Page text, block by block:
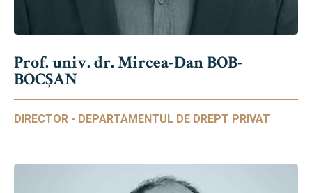
Prof. univ. dr. Mircea-Dan BOB-
BOCȘAN
DIRECTOR - DEPARTAMENTUL DE DREPT PRIVAT